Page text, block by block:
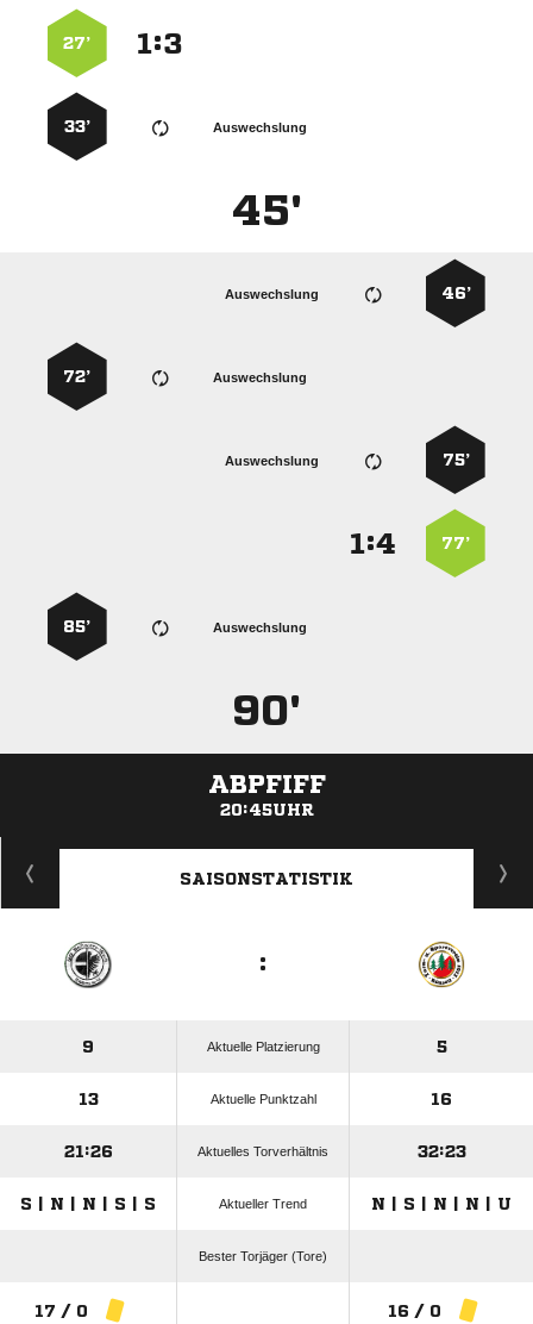
:
27’
Auswechslung
33’
45'
46’
Auswechslung
Auswechslung
72’
75’
Auswechslung
77’
:
Auswechslung
85’
90'
ABPFIFF
20:45UHR
ANZEIGE
SAISONSTATISTIK
:
9 Aktuelle Platzierung 5
13 Aktuelle Punktzahl 16
21:26 Aktuelles Torverhältnis 32:23
S | N | N | S | S Aktueller Trend N | S | N | N | U
Bester Torjäger (Tore)
17 / 0 16 / 0